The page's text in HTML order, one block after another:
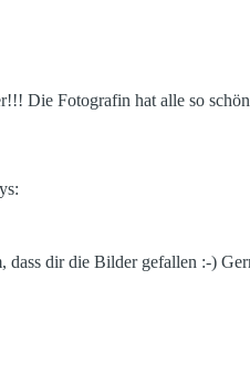
Die Fotografin hat alle so
dass dir die Bilder gefallen :-)